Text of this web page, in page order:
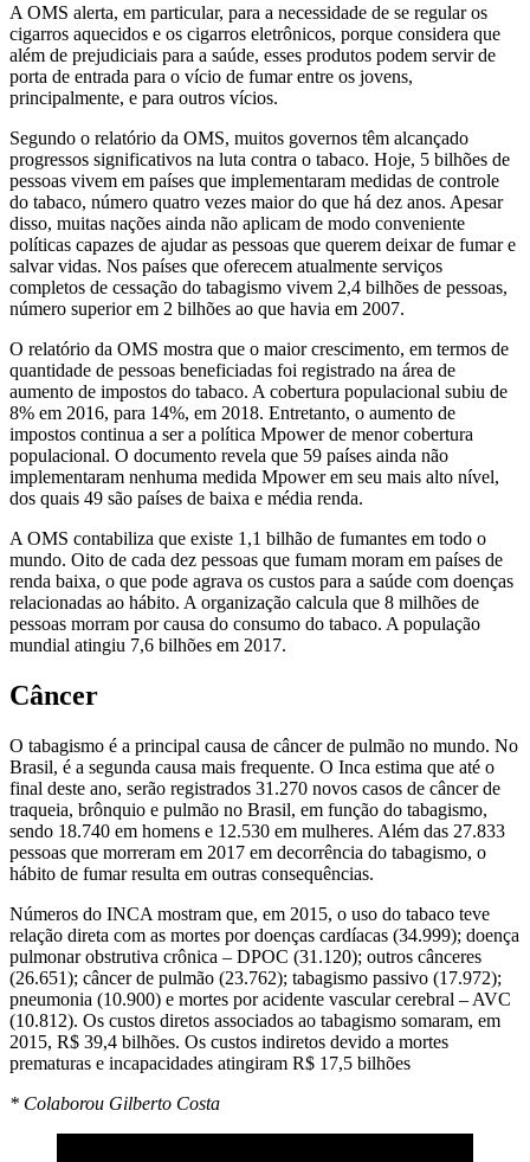
A OMS alerta, em particular, para a necessidade de se regular os
cigarros aquecidos e os cigarros eletrônicos, porque considera que
além de prejudiciais para a saúde, esses produtos podem servir de
porta de entrada para o vício de fumar entre os jovens,
principalmente, e para outros vícios.
Segundo o relatório da OMS, muitos governos têm alcançado
progressos significativos na luta contra o tabaco. Hoje, 5 bilhões de
pessoas vivem em países que implementaram medidas de controle
do tabaco, número quatro vezes maior do que há dez anos. Apesar
disso, muitas nações ainda não aplicam de modo conveniente
políticas capazes de ajudar as pessoas que querem deixar de fumar e
salvar vidas. Nos países que oferecem atualmente serviços
completos de cessação do tabagismo vivem 2,4 bilhões de pessoas,
número superior em 2 bilhões ao que havia em 2007.
O relatório da OMS mostra que o maior crescimento, em termos de
quantidade de pessoas beneficiadas foi registrado na área de
aumento de impostos do tabaco. A cobertura populacional subiu de
8% em 2016, para 14%, em 2018. Entretanto, o aumento de
impostos continua a ser a política Mpower de menor cobertura
populacional. O documento revela que 59 países ainda não
implementaram nenhuma medida Mpower em seu mais alto nível,
dos quais 49 são países de baixa e média renda.
A OMS contabiliza que existe 1,1 bilhão de fumantes em todo o
mundo. Oito de cada dez pessoas que fumam moram em países de
renda baixa, o que pode agrava os custos para a saúde com doenças
relacionadas ao hábito. A organização calcula que 8 milhões de
pessoas morram por causa do consumo do tabaco. A população
mundial atingiu 7,6 bilhões em 2017.
Câncer
O tabagismo é a principal causa de câncer de pulmão no mundo. No
Brasil, é a segunda causa mais frequente. O Inca estima que até o
final deste ano, serão registrados 31.270 novos casos de câncer de
traqueia, brônquio e pulmão no Brasil, em função do tabagismo,
sendo 18.740 em homens e 12.530 em mulheres. Além das 27.833
pessoas que morreram em 2017 em decorrência do tabagismo, o
hábito de fumar resulta em outras consequências.
Números do INCA mostram que, em 2015, o uso do tabaco teve
relação direta com as mortes por doenças cardíacas (34.999); doença
pulmonar obstrutiva crônica – DPOC (31.120); outros cânceres
(26.651); câncer de pulmão (23.762); tabagismo passivo (17.972);
pneumonia (10.900) e mortes por acidente vascular cerebral – AVC
(10.812). Os custos diretos associados ao tabagismo somaram, em
2015, R$ 39,4 bilhões. Os custos indiretos devido a mortes
prematuras e incapacidades atingiram R$ 17,5 bilhões
* Colaborou Gilberto Costa